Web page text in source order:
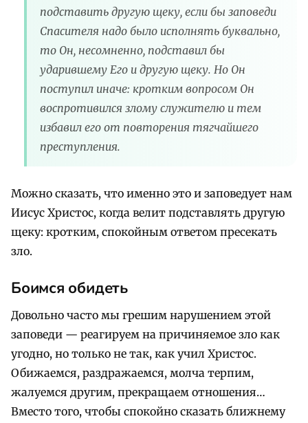
подставить другую щеку, если бы заповеди
Спасителя надо было исполнять буквально,
то Он, несомненно, подставил бы
ударившему Его и другую щеку. Но Он
поступил иначе: кротким вопросом Он
воспротивился злому служителю и тем
избавил его от повторения тягчайшего
преступления.
Можно сказать, что именно это и заповедует нам
Иисус Христос, когда велит подставлять другую
щеку: кротким, спокойным ответом пресекать
зло.
Боимся обидеть
Довольно часто мы грешим нарушением этой
заповеди — реагируем на причиняемое зло как
угодно, но только не так, как учил Христос.
Обижаемся, раздражаемся, молча терпим,
жалуемся другим, прекращаем отношения…
Вместо того, чтобы спокойно сказать ближнему